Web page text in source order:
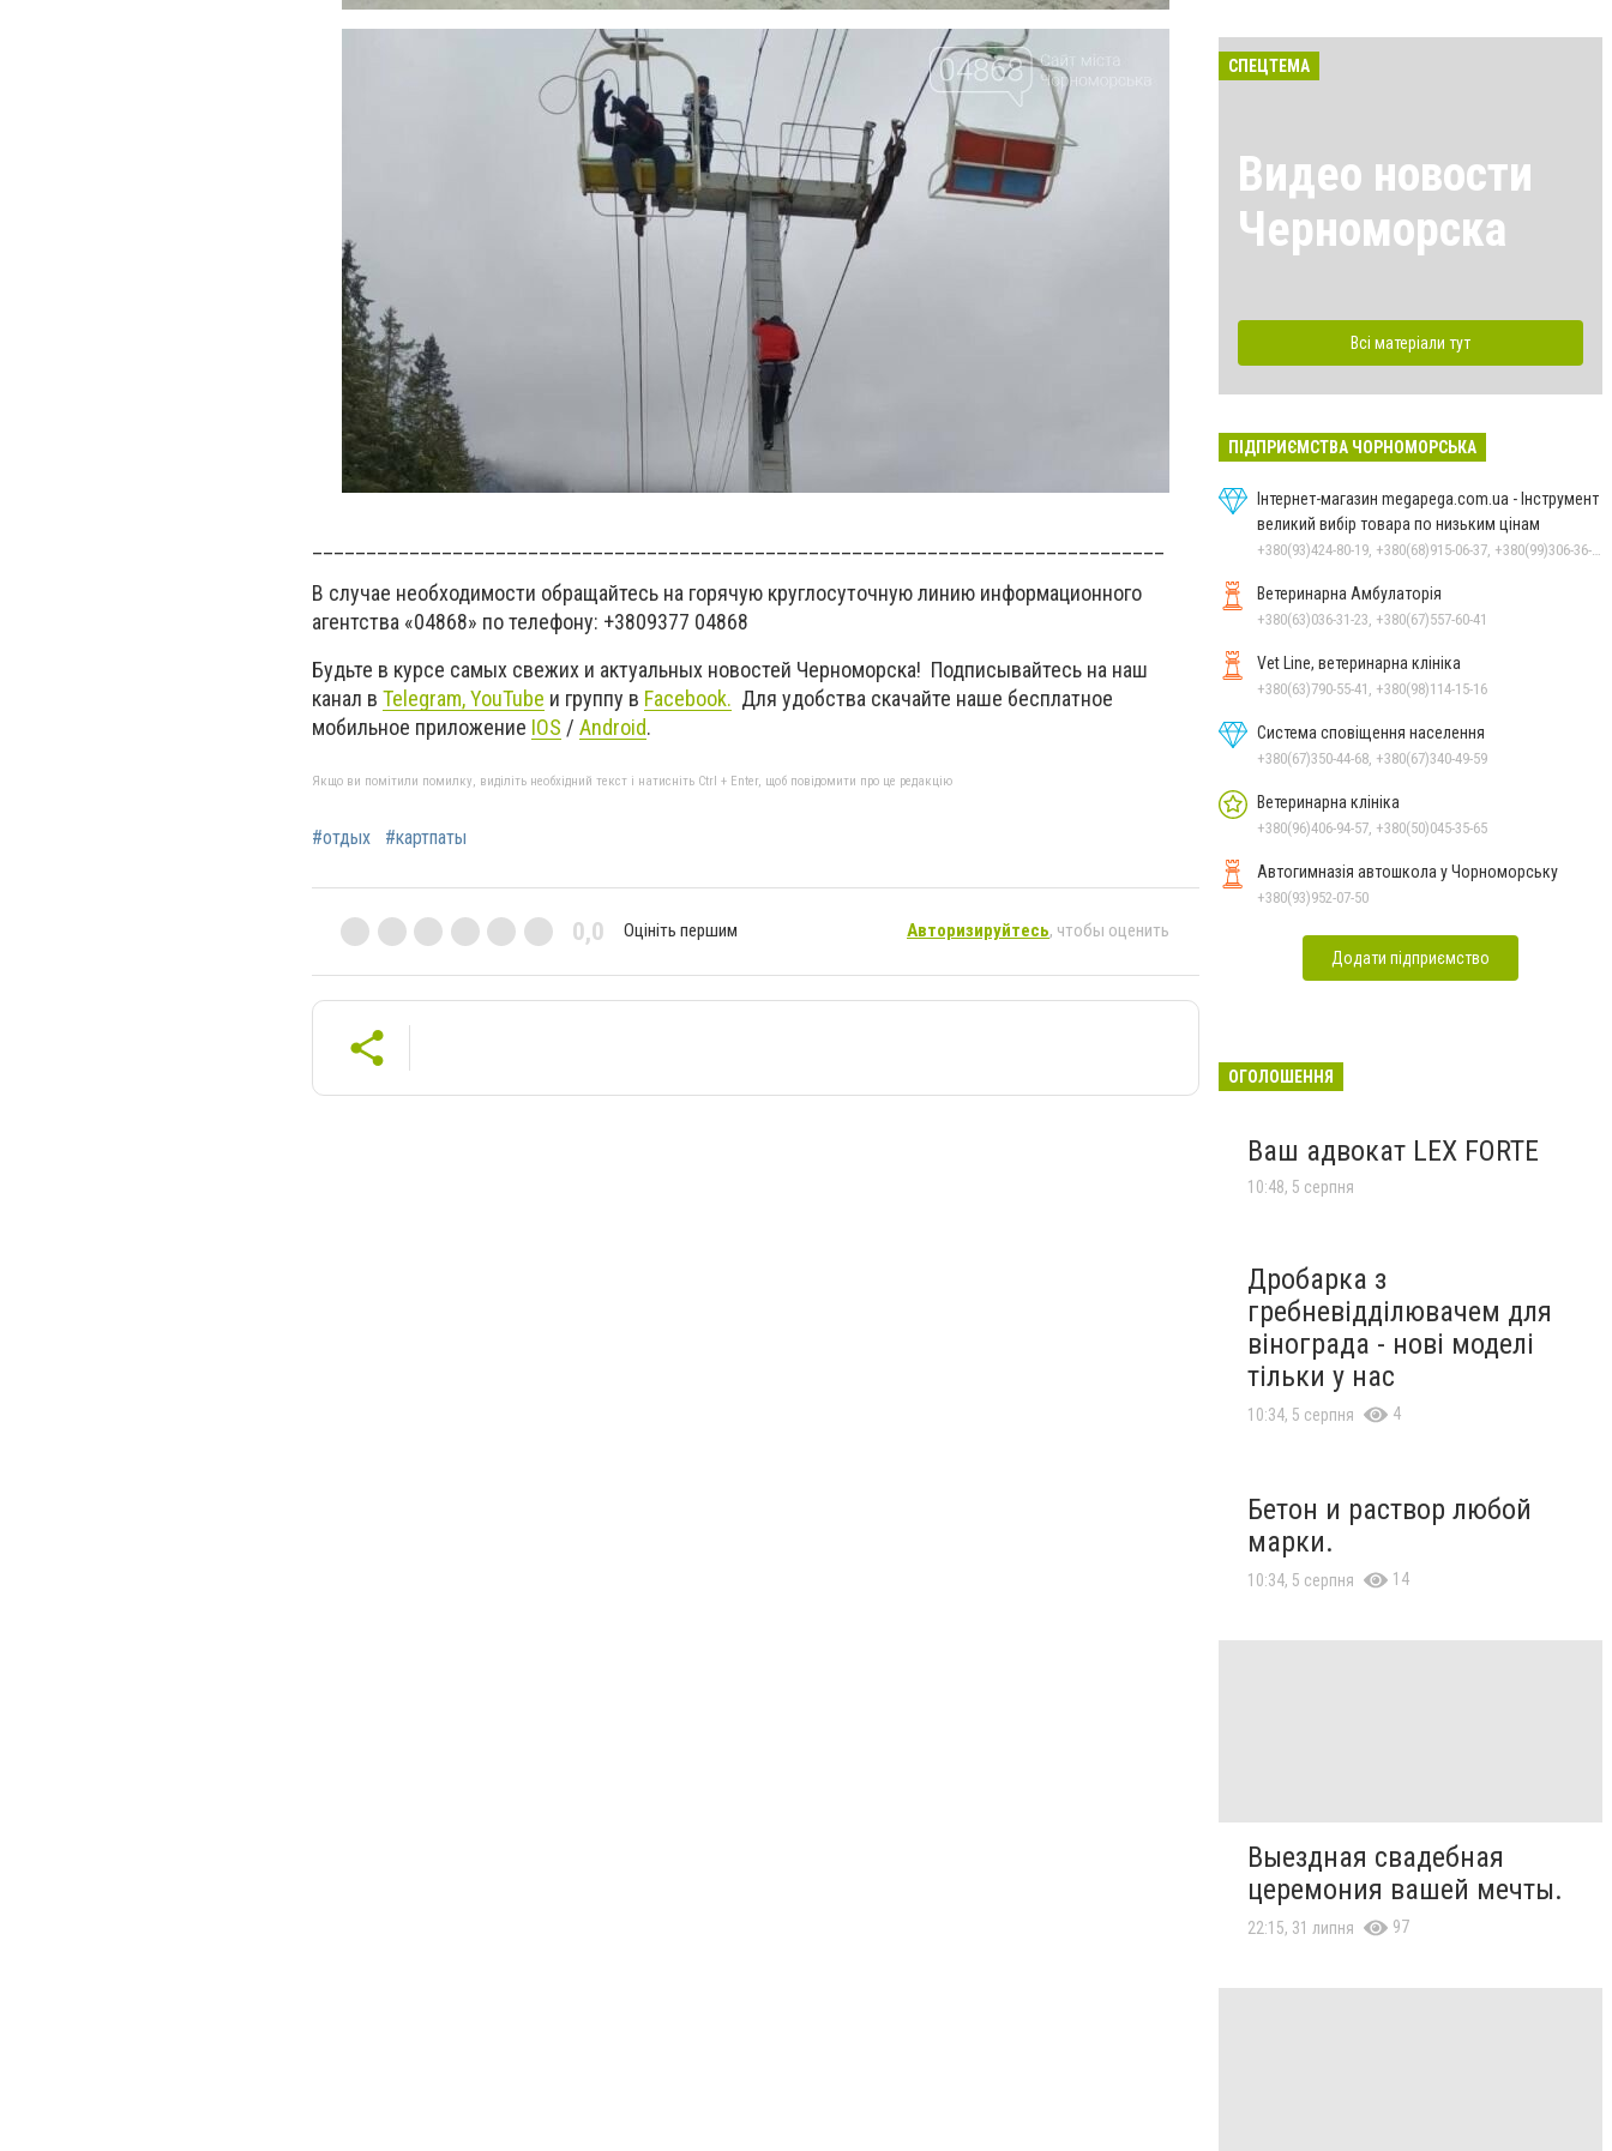
В случае необходимости обращайтесь на горячую круглосуточную линию информационного
агентства «04868» по телефону: +3809377 04868
Будьте в курсе самых свежих и актуальных новостей Черноморска! Подписывайтесь на наш
канал в Telegram,YouTube и группу в Facebook. Для удобства скачайте наше бесплатное
мобильное приложение IOS / Android.
Якщо ви помітили помилку, виділіть необхідний текст і натисніть Ctrl + Enter, щоб повідомити про це редакцію
#отдых #картпаты
0,0 Оцініть першим Авторизируйтесь, чтобы оценить
СПЕЦТЕМА
Видео новости
Черноморска
Всі матеріали тут
ПІДПРИЄМСТВА ЧОРНОМОРСЬКА
Інтернет-магазин megapega.com.ua - Інструмент
великий вибір товара по низьким цінам
Ветеринарна Амбулаторія
+380(63)036-31-23, +380(67)557-60-41
Vet Line, ветеринарна клініка
+380(63)790-55-41, +380(98)114-15-16
Система сповіщення населення
+380(67)350-44-68, +380(67)340-49-59
Ветеринарна клініка
+380(96)406-94-57, +380(50)045-35-65
Автогимназія автошкола у Чорноморську
+380(93)952-07-50
Додати підприємство
ОГОЛОШЕННЯ
Ваш адвокат LEX FORTE
10:48, 5 серпня
Дробарка з
гребневідділювачем для
вінограда - нові моделі
тільки у нас
10:34, 5 серпня 4
Бетон и раствор любой
марки.
10:34, 5 серпня 14
Выездная свадебная
церемония вашей мечты.
22:15, 31 липня 97